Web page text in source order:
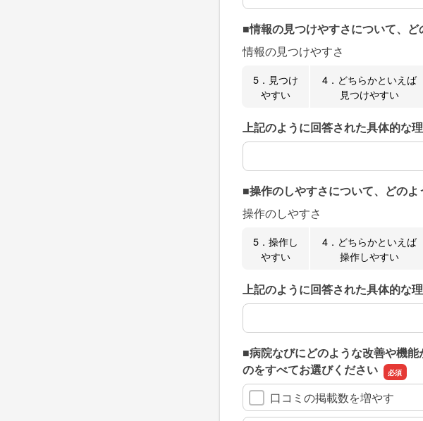
■情報の見つけやすさについて、
情報の見つけやすさ
5．見つけ
やすい
4．どちらかといえば
見つけやすい
上記のように回答された具体的な
上記のように回答された具体的な
■操作のしやすさについて、どの
操作のしやすさ
5．操作し
やすい
4．どちらかといえば
操作しやすい
上記のように回答された具体的な
上記のように回答された具体的な
■病院なびにどのような改善や機
のをすべてお選びください
口コミの掲載数を増やす